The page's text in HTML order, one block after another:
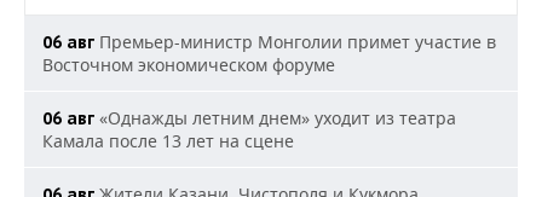
06 авг Премьер-министр Монголии примет участие в
Восточном экономическом форуме
06 авг «Однажды летним днем» уходит из театра
Камала после 13 лет на сцене